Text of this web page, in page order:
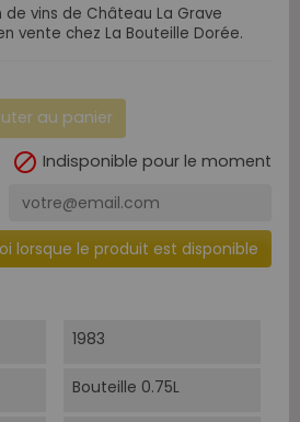
vins de Château La Grave
vente chez La Bouteille Dorée.
au panier
 Indisponible pour le moment
lorsque le produit est disponible
1983
Bouteille 0.75L